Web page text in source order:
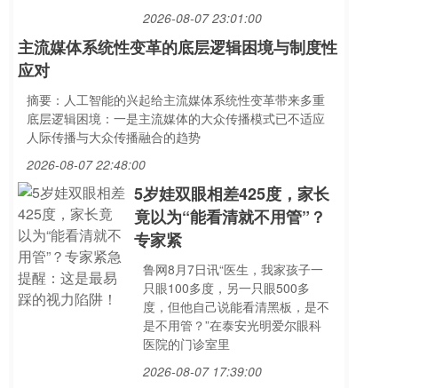
2026-08-07 23:01:00
主流媒体系统性变革的底层逻辑困境与制度性
应对
摘要：人工智能的兴起给主流媒体系统性变革带来多重
底层逻辑困境：一是主流媒体的大众传播模式已不适应
人际传播与大众传播融合的趋势
2026-08-07 22:48:00
5岁娃双眼相差425度，家长
竟以为“能看清就不用管”？
专家紧
鲁网8月7日讯“医生，我家孩子一
只眼100多度，另一只眼500多
度，但他自己说能看清黑板，是不
是不用管？”在泰安光明爱尔眼科
医院的门诊室里
2026-08-07 17:39:00